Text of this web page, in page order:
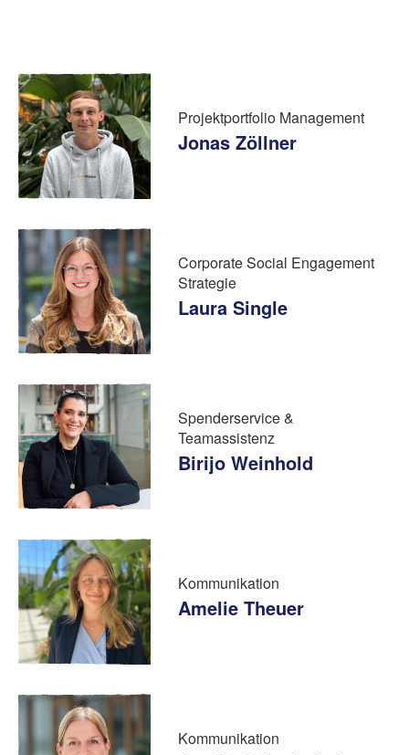
Projektportfolio Management
Jonas Zöllner
Corporate Social Engagement
Strategie
Laura Single
Spenderservice &
Teamassistenz
Birijo Weinhold
Kommunikation
Amelie Theuer
Kommunikation